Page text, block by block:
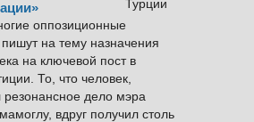
оппозиционные
на тему назначения
на ключевой пост в
То, что человек,
резонансное дело мэра
вдруг получил столь